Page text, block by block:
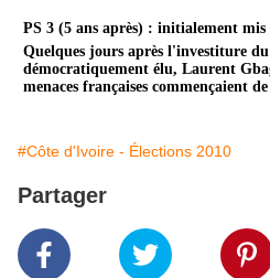
PS 3 (5 ans après) : initialement mis
Quelques jours après l'investiture
démocratiquement élu, Laurent
menaces françaises commençaient de
#Côte d'Ivoire - Élections 2010
Partager